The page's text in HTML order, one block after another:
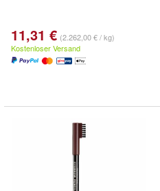
11,31 € (2.262,00 € / kg)
Kostenloser Versand